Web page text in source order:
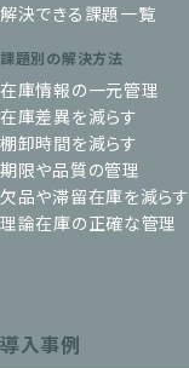
解決できる課題一覧
課題別の解決方法
在庫情報の一元管理
在庫差異を減らす
棚卸時間を減らす
期限や品質の管理
欠品や滞留在庫を減らす
理論在庫の正確な管理
導入事例